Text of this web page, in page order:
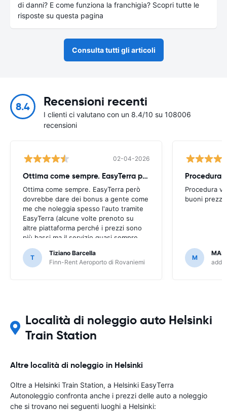
di danni? E come funziona la franchigia? Scopri tutte le
risposte su questa pagina
Consulta tutti gli articoli
8.4 Recensioni recenti
I clienti ci valutano con un 8.4/10 su 108006
recensioni
02-04-2026
Ottima come sempre. EasyTerra però
Ottima come sempre. EasyTerra però
dovrebbe dare dei bonus a gente come
me che noleggia spesso l'auto tramite
EasyTerra (alcune volte prenoto su
altre piattaforma perché i prezzi sono
più bassi ma il servizio quasi sempre
peggiore tramite piattaforma di
prenotazione (EasyTerra è più semplice
e chiaro)
T
Tiziano Barcella
Finn-Rent Aeroporto di Rovaniemi
Procedura
buoni prezzi.
M
Località di noleggio auto Helsinki
Train Station
Altre località di noleggio in Helsinki
Oltre a Helsinki Train Station, a Helsinki EasyTerra
Autonoleggio confronta anche i prezzi delle auto a noleggio
che si trovano nei seguenti luoghi a Helsinki: